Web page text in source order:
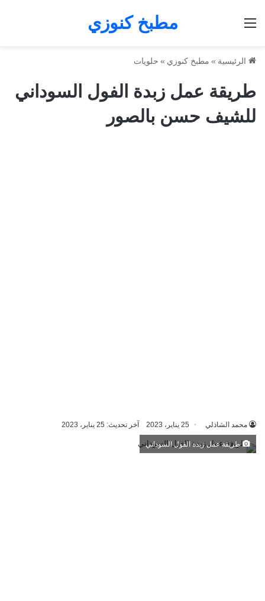
مطبخ كنوزي
الرئيسية » مطبخ كنوزي » حلويات
طريقة عمل زبدة الفول السوداني
للشيف حسن بالصور
محمد الشاذلي 25 يناير، 2023 آخر تحديث: 25 يناير، 2023
طريقة عمل زبدة الفول السوداني